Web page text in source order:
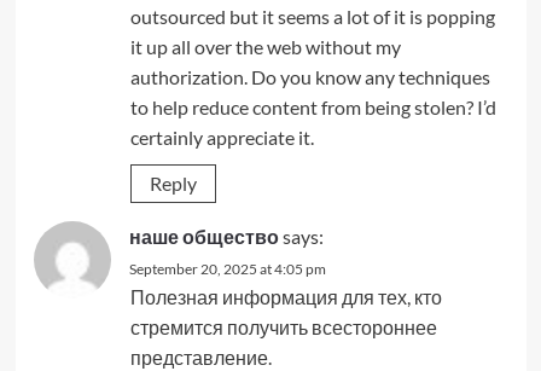
outsourced but it seems a lot of it is popping
it up all over the web without my
authorization. Do you know any techniques
to help reduce content from being stolen? I’d
certainly appreciate it.
Reply
наше обществоsays:
September 20, 2025 at 4:05 pm
Полезная информация для тех, кто
стремится получить всестороннее
представление.